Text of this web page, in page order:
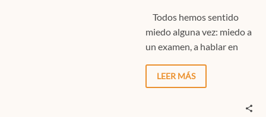
Todos hemos sentido
miedo alguna vez: miedo a
un examen, a hablar en
LEER MÁS